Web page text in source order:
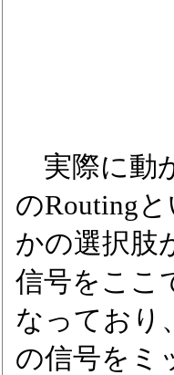
実際に動
のRouting
かの選択肢
信号をここ
なっており
の信号をミ